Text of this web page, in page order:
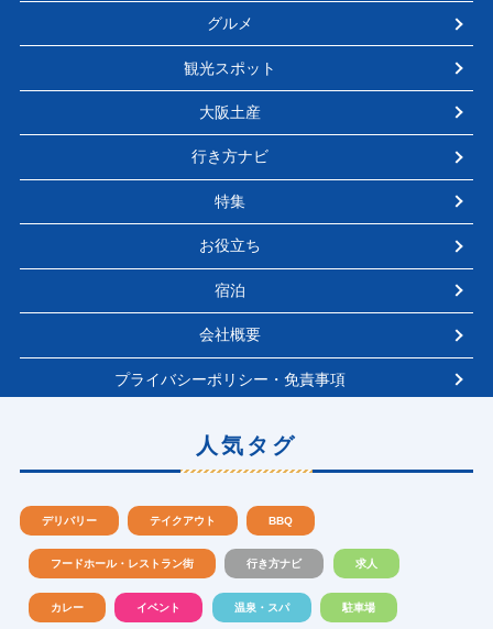
グルメ
観光スポット
大阪土産
行き方ナビ
特集
お役立ち
宿泊
会社概要
プライバシーポリシー・免責事項
人気タグ
デリバリー テイクアウト BBQ
フードホール・レストラン街 行き方ナビ 求人
カレー イベント 温泉・スパ 駐車場